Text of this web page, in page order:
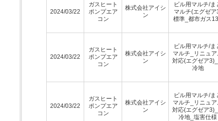
2024/03/22
ガスヒート
ポンプエア
コン
株式会社アイシ
ン
ビル用マルチ/ま
マルチ(エグゼア
標準_都市ガス
2024/03/22
ガスヒート
ポンプエア
コン
株式会社アイシ
ン
ビル用マルチ/ま
マルチ_リニュ
対応(エグゼア
冷地
2024/03/22
ガスヒート
ポンプエア
コン
株式会社アイシ
ン
ビル用マルチ/ま
マルチ_リニュ
対応(エグゼア
冷地_塩害仕様